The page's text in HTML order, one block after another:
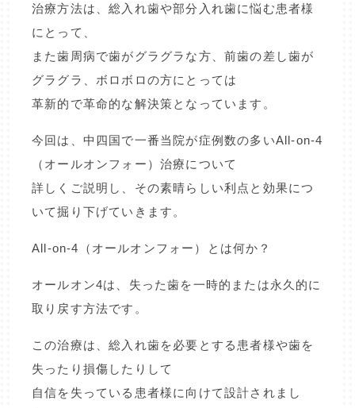
治療方法は、総入れ歯や部分入れ歯に悩む患者様
にとって、
また歯周病で歯がグラグラな方、前歯の差し歯が
グラグラ、ボロボロの方にとっては
革新的で革命的な解決策となっています。
今回は、中四国で一番当院が症例数の多いAll-on-4
（オールオンフォー）治療について
詳しくご説明し、その素晴らしい利点と効果につ
いて掘り下げていきます。
All-on-4（オールオンフォー）とは何か？
オールオン4は、失った歯を一時的または永久的に
取り戻す方法です。
この治療は、総入れ歯を必要とする患者様や歯を
失ったり損傷したりして
自信を失っている患者様に向けて設計されまし